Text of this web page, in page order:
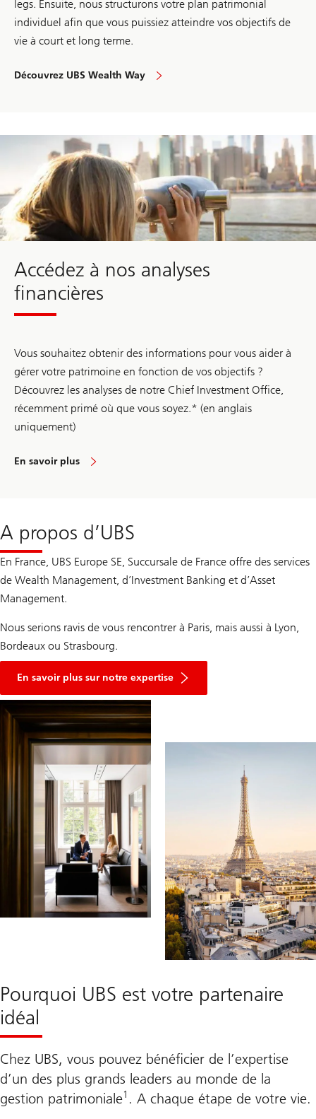
0
6
legs. Ensuite, nous structurons votre plan patrimonial
individuel afin que vous puissiez atteindre vos objectifs de
vie à court et long terme.
en
Découvrez UBS Wealth Way
Accédez à nos analyses
financières
Vous souhaitez obtenir des informations pour vous aider à
gérer votre patrimoine en fonction de vos objectifs ?
Découvrez les analyses de notre Chief Investment Office,
récemment primé où que vous soyez.* (en anglais
uniquement)
insights
En savoir plus
A propos d’UBS
En France, UBS Europe SE, Succursale de France offre des services
de Wealth Management, d’Investment Banking et d’Asset
Management.
Nous serions ravis de vous rencontrer à Paris, mais aussi à Lyon,
Bordeaux ou Strasbourg.
En savoir plus sur notre expertise
Pourquoi UBS est votre partenaire
idéal
Chez UBS, vous pouvez bénéficier de l’expertise
d’un des plus grands leaders au monde de la
gestion patrimoniale1 . A chaque étape de votre vie.